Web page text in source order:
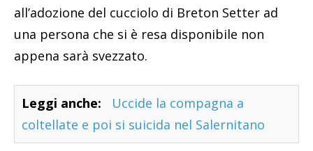
all’adozione del cucciolo di Breton Setter ad
una persona che si è resa disponibile non
appena sarà svezzato.
Leggi anche:
Uccide la compagna a
coltellate e poi si suicida nel Salernitano